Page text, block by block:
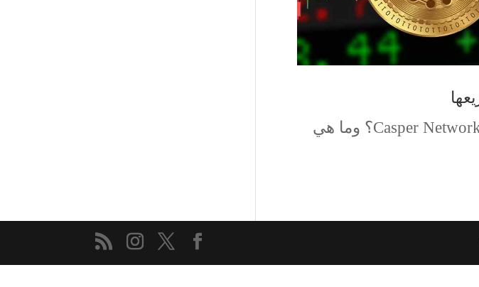
[td_block_text_with_title tdc_css=””] ما هي عملة Casper Network CSPR؟ وما هي